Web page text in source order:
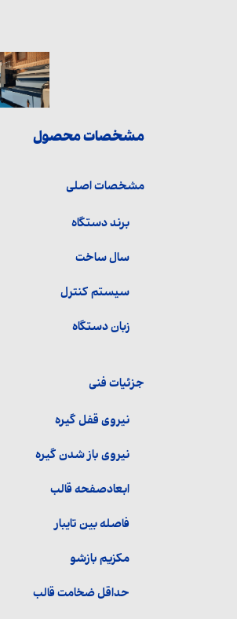
مشخصات محصول
مشخصات اصلی
برند دستگاه
سال ساخت
سیستم کنترل
زبان دستگاه
جزئیات فنی
نیروی قفل گیره
نیروی باز شدن گیره
ابعادصفحه قالب
فاصله بین تایبار
مکزیم بازشو
حداقل ضخامت قالب